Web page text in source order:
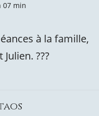
07 min
à la famille,
???